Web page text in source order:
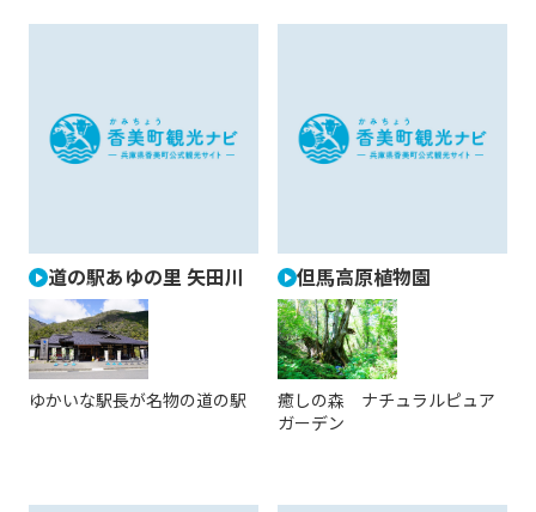
道の駅あゆの里 矢田川
ゆかいな駅長が名物の道の駅
但馬高原植物園
癒しの森 ナチュラルピュア
ガーデン